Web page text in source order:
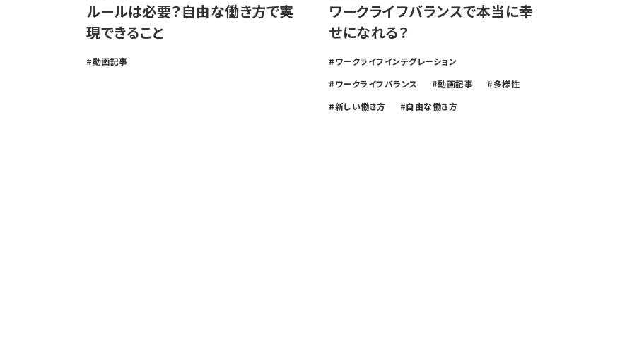
ルールは必要？自由な働き方で実
現できること
動画記事
ワークライフバランスで本当に幸
せになれる？
ワークライフインテグレーション
ワークライフバランス
動画記事
多様性
新しい働き方
自由な働き方